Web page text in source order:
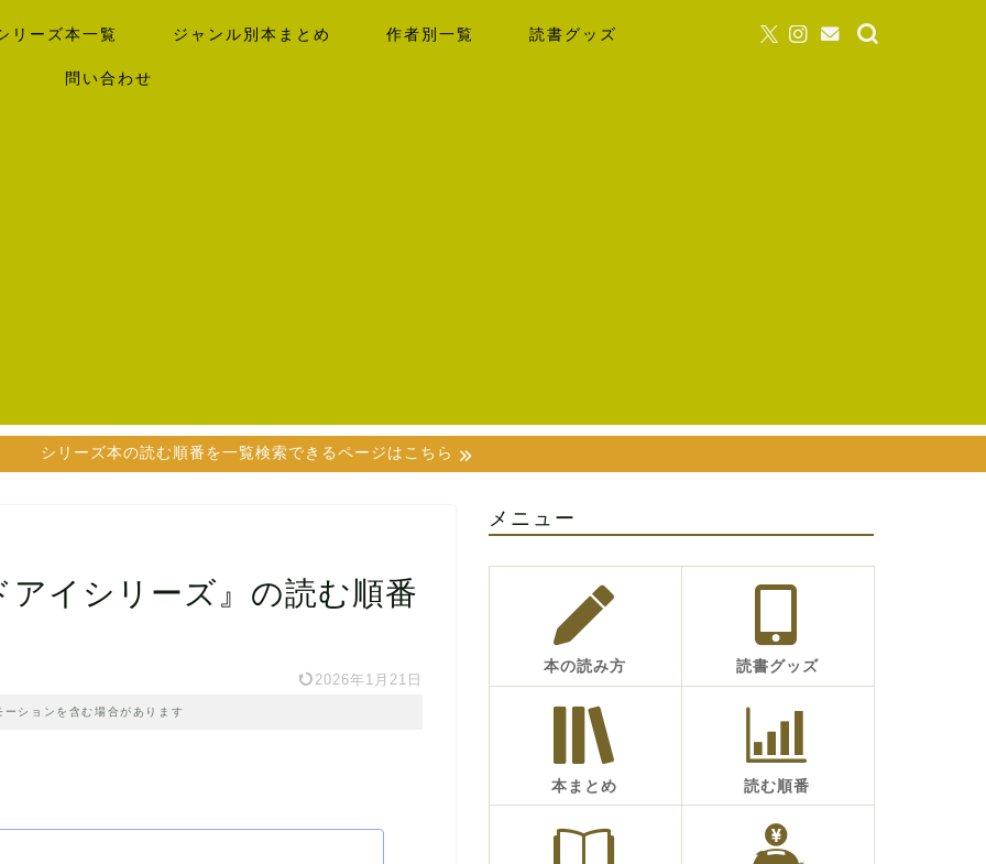
リーズ本一覧 ジャンル別本まとめ 作者別一覧 読書グッズ
問い合わせ
シリーズ本の読む順番を一覧検索できるページはこちら
イシリーズ』の読む順番
2026年1月21日
ーションを含む場合があります
メニュー
本の読み方 読書グッズ
本まとめ 読む順番